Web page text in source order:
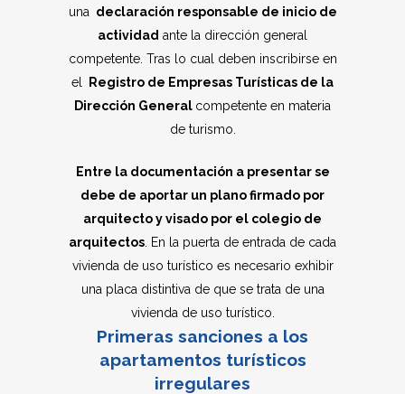
una declaración responsable de inicio de
actividad ante la dirección general
competente. Tras lo cual deben inscribirse en
el
Registro de Empresas Turísticas de la
Dirección General competente en materia
de turismo.
Entre la documentación a presentar se
debe de aportar un plano firmado por
arquitecto y visado por el colegio de
arquitectos . En la puerta de entrada de cada
vivienda de uso turístico es necesario exhibir
una placa distintiva de que se trata de una
vivienda de uso turístico.
Primeras sanciones a los
apartamentos turísticos
irregulares